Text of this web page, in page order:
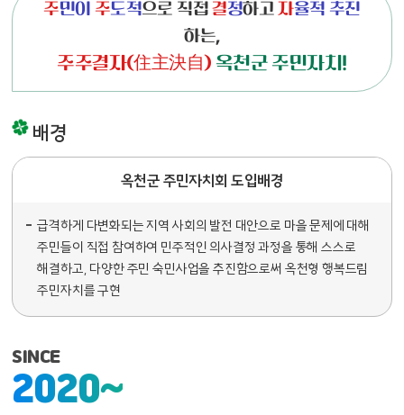
주민이 주도적으로 직접결정하고자율적 추진
하는,
주주결자(住主決自) 옥천군 주민자치!
배경
옥천군 주민자치회 도입배경
급격하게 다변화되는 지역 사회의 발전 대안으로 마을 문제에 대해
주민들이 직접 참여하여 민주적인 의사결정 과정을 통해 스스로
해결하고, 다양한 주민 숙민사업을 추진함으로써 옥천형 행복드림
주민자치를 구현
SINCE
2020~